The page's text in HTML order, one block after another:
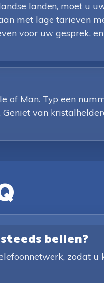
landen, moet u
met lage tarieven
voor uw gesprek,
of Man. Typ een
van
bellen?
zodat